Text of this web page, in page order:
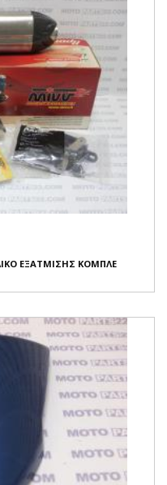
ΕΞΑΤΜΙΣΗΣ ΚΟΜΠΛΕ